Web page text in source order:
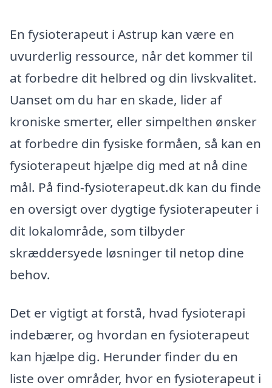
En fysioterapeut i Astrup kan være en
uvurderlig ressource, når det kommer til
at forbedre dit helbred og din livskvalitet.
Uanset om du har en skade, lider af
kroniske smerter, eller simpelthen ønsker
at forbedre din fysiske formåen, så kan en
fysioterapeut hjælpe dig med at nå dine
mål. På find-fysioterapeut.dk kan du finde
en oversigt over dygtige fysioterapeuter i
dit lokalområde, som tilbyder
skræddersyede løsninger til netop dine
behov.
Det er vigtigt at forstå, hvad fysioterapi
indebærer, og hvordan en fysioterapeut
kan hjælpe dig. Herunder finder du en
liste over områder, hvor en fysioterapeut i